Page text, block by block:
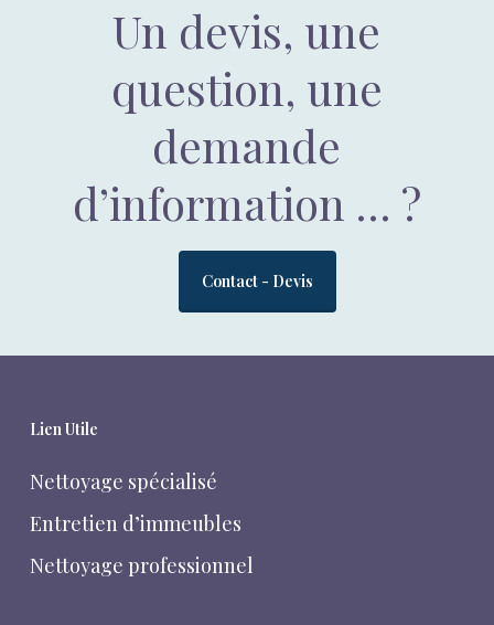
Un devis, une
question, une
demande
d’information … ?
Contact - Devis
Lien Utile
Nettoyage spécialisé
Entretien d’immeubles
Nettoyage professionnel